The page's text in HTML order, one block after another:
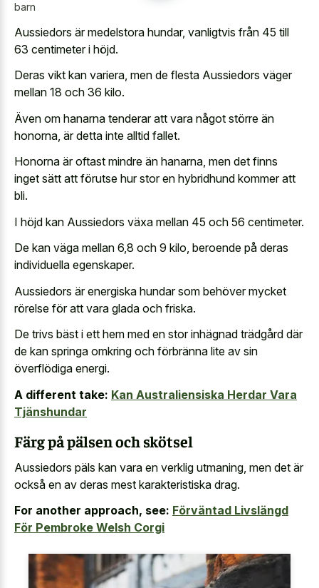
barn
Aussiedors är medelstora hundar, vanligtvis från 45 till
63 centimeter i höjd.
Deras vikt kan variera, men de flesta Aussiedors väger
mellan 18 och 36 kilo.
Även om hanarna tenderar att vara något större än
honorna, är detta inte alltid fallet.
Honorna är oftast mindre än hanarna, men det finns
inget sätt att förutse hur stor en hybridhund kommer att
bli.
I höjd kan Aussiedors växa mellan 45 och 56 centimeter.
De kan väga mellan 6,8 och 9 kilo, beroende på deras
individuella egenskaper.
Aussiedors är energiska hundar som behöver mycket
rörelse för att vara glada och friska.
De trivs bäst i ett hem med en stor inhägnad trädgård där
de kan springa omkring och förbränna lite av sin
överflödiga energi.
A different take: Kan Australiensiska Herdar Vara
Tjänshundar
Färg på pälsen och skötsel
Aussiedors päls kan vara en verklig utmaning, men det är
också en av deras mest karakteristiska drag.
For another approach, see: Förväntad Livslängd
För Pembroke Welsh Corgi